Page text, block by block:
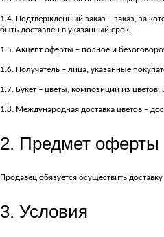
1.4. Подтвержденный заказ – заказ, за
быть доставлен в указанный срок.
1.5. Акцепт оферты – полное и
1.6. Получатель – лица, указанные
1.7. Букет – цветы, композиции из
1.8. Международная доставка цветов –
2. Предмет оферты
Продавец обязуется осуществить
3. Условия